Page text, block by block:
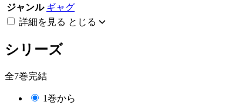
ジャンル ギャグ
詳細を見る とじる
シリーズ
全7巻完結
1巻から